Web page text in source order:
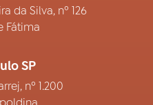
da Silva, nº 126
Fátima
SP
nº 1.200